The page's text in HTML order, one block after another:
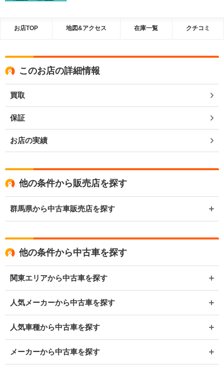
お店TOP 地図&アクセス 在庫一覧 クチコミ
このお店の詳細情報
買取
保証
お店の実績
他の条件から販売店を探す
群馬県から中古車販売店を探す
他の条件から中古車を探す
関東エリアから中古車を探す
人気メーカーから中古車を探す
人気車種から中古車を探す
メーカーから中古車を探す